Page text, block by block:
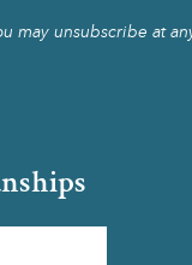
may unsubscribe at